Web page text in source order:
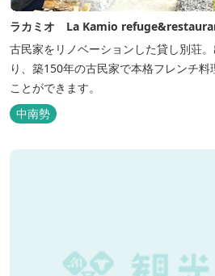
ラカミオ La Kamio
古民家をリノベーションした貸し別荘
り、築150年の古民家で本格フレンチ
ことができます。
中南勢